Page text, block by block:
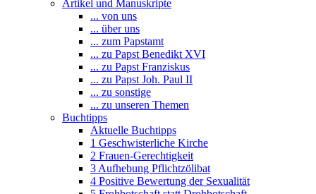
Artikel und Manuskripte
... von uns
... über uns
... zum Papstamt
... zu Papst Benedikt XVI
... zu Papst Franziskus
... zu Papst Joh. Paul II
... zu sonstige
... zu unseren Themen
Buchtipps
Aktuelle Buchtipps
1 Geschwisterliche Kirche
2 Frauen-Gerechtigkeit
3 Aufhebung Pflichtzölibat
4 Positive Bewertung der Sexualität